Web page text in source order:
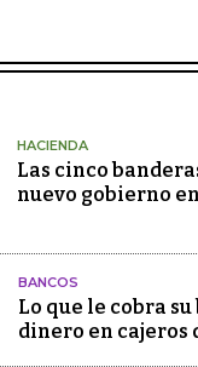
HACIENDA
Las cinco
nuevo gobierno
BANCOS
Lo que le cobra
dinero en cajeros